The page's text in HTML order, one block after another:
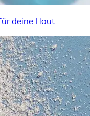
deine Haut